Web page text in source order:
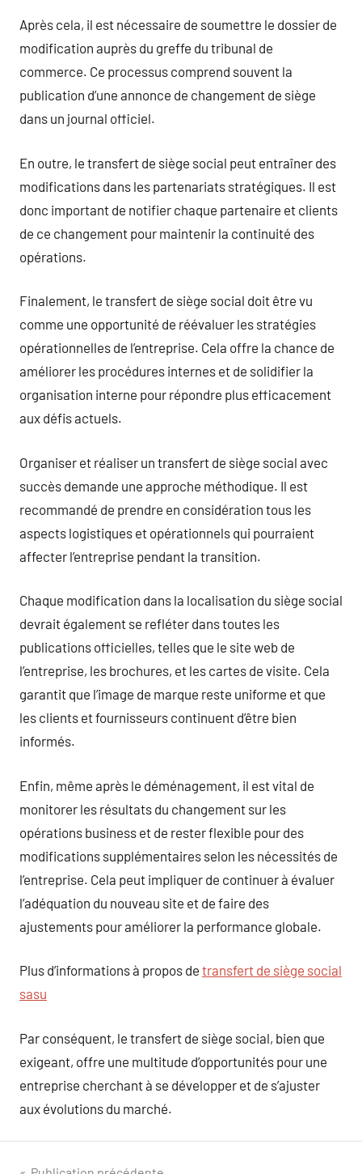
Après cela, il est nécessaire de soumettre le dossier de
modification auprès du greffe du tribunal de
commerce. Ce processus comprend souvent la
publication d’une annonce de changement de siège
dans un journal officiel.
En outre, le transfert de siège social peut entraîner des
modifications dans les partenariats stratégiques. Il est
donc important de notifier chaque partenaire et clients
de ce changement pour maintenir la continuité des
opérations.
Finalement, le transfert de siège social doit être vu
comme une opportunité de réévaluer les stratégies
opérationnelles de l’entreprise. Cela offre la chance de
améliorer les procédures internes et de solidifier la
organisation interne pour répondre plus efficacement
aux défis actuels.
Organiser et réaliser un transfert de siège social avec
succès demande une approche méthodique. Il est
recommandé de prendre en considération tous les
aspects logistiques et opérationnels qui pourraient
affecter l’entreprise pendant la transition.
Chaque modification dans la localisation du siège social
devrait également se refléter dans toutes les
publications officielles, telles que le site web de
l’entreprise, les brochures, et les cartes de visite. Cela
garantit que l’image de marque reste uniforme et que
les clients et fournisseurs continuent d’être bien
informés.
Enfin, même après le déménagement, il est vital de
monitorer les résultats du changement sur les
opérations business et de rester flexible pour des
modifications supplémentaires selon les nécessités de
l’entreprise. Cela peut impliquer de continuer à évaluer
l’adéquation du nouveau site et de faire des
ajustements pour améliorer la performance globale.
Plus d’informations à propos de transfert de siège social
sasu
Par conséquent, le transfert de siège social, bien que
exigeant, offre une multitude d’opportunités pour une
entreprise cherchant à se développer et de s’ajuster
aux évolutions du marché.